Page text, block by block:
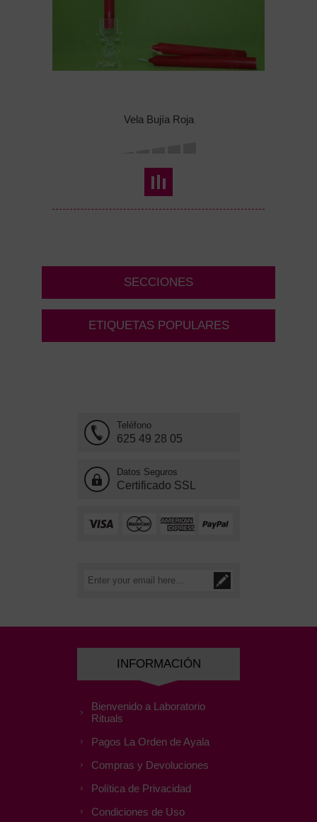
Vela Bujía Roja
SECCIONES
ETIQUETAS POPULARES
Teléfono
625 49 28 05
Datos Seguros
Certificado SSL
INFORMACIÓN
Bienvenido a Laboratorio
Rituals
Pagos La Orden de Ayala
Compras y Devoluciones
Política de Privacidad
Condiciones de Uso